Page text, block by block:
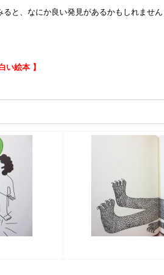
ると、なにか良い発見があるかもしれません
い絵本 】